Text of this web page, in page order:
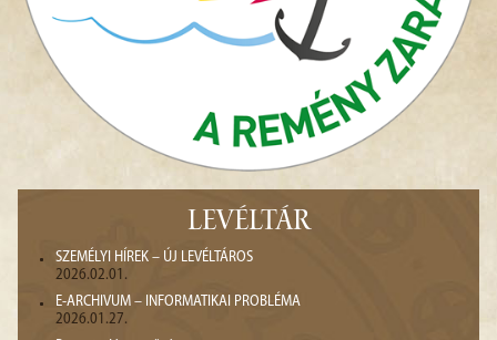
LEVÉLTÁR
SZEMÉLYI HÍREK – ÚJ LEVÉLTÁROS
2026.02.01.
E-ARCHIVUM – INFORMATIKAI PROBLÉMA
2026.01.27.